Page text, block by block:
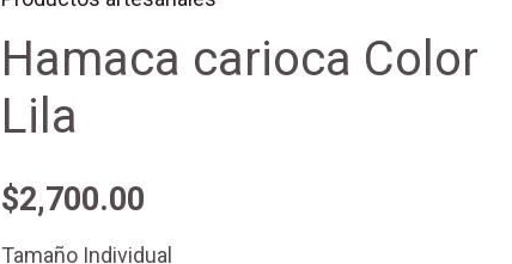
Hamaca carioca Color
Lila
$2,700.00
Tamaño Individual
cantidad